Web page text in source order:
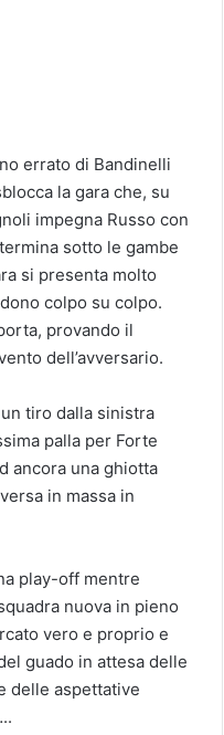
errato di Bandinelli
la gara che, su
impegna Russo con
sotto le gambe
si presenta molto
colpo su colpo.
provando il
dell’avversario.
tiro dalla sinistra
palla per Forte
ancora una ghiotta
in massa in
play-off mentre
nuova in pieno
vero e proprio e
guado in attesa delle
delle aspettative